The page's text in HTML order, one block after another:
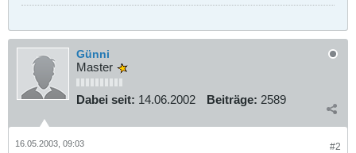
Günni
Master
Dabei seit: 14.06.2002 Beiträge: 2589
#2
16.05.2003, 09:03